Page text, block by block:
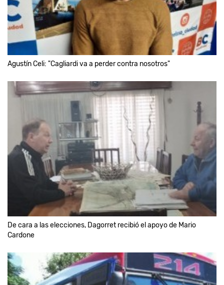
Agustín Celi: "Cagliardi va a perder contra nosotros"
De cara a las elecciones, Dagorret recibió el apoyo de Mario
Cardone